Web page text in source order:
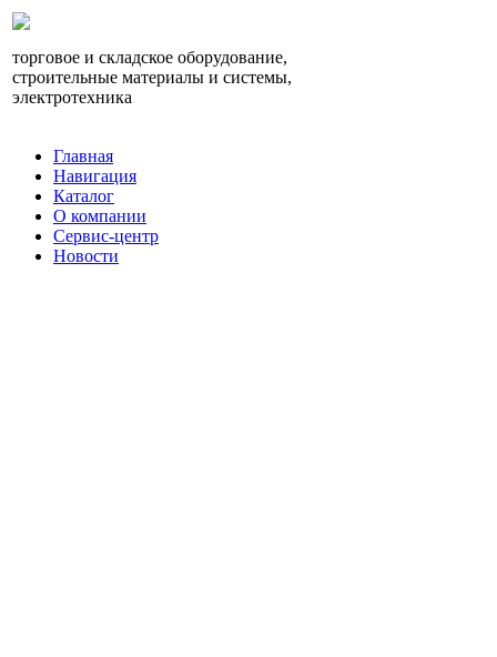
торговое и складское оборудование,
строительные материалы и системы,
электротехника
Главная
Навигация
Каталог
О компании
Сервис-центр
Новости